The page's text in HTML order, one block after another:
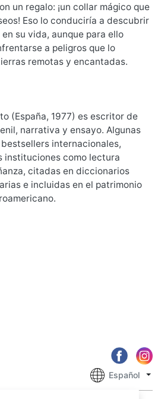
un regalo: ¡un collar mágico que
Eso lo conduciría a descubrir
su vida, aunque para ello
a peligros que lo
remotas y encantadas.
(España, 1977) es escritor de
narrativa y ensayo. Algunas
internacionales,
instituciones como lectura
citadas en diccionarios
e incluidas en el patrimonio
Español